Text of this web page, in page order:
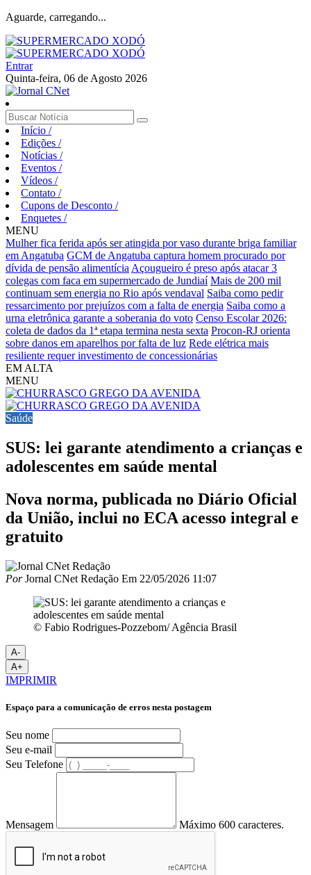
Aguarde, carregando...
Entrar
Quinta-feira, 06 de Agosto 2026
Início /
Edições /
Notícias /
Eventos /
Vídeos /
Contato /
Cupons de Desconto /
Enquetes /
MENU
Mulher fica ferida após ser atingida por vaso durante briga familiar
em Angatuba GCM de Angatuba captura homem procurado por
dívida de pensão alimentícia Açougueiro é preso após atacar 3
colegas com faca em supermercado de Jundiaí Mais de 200 mil
continuam sem energia no Rio após vendaval Saiba como pedir
ressarcimento por prejuízos com a falta de energia Saiba como a
urna eletrônica garante a soberania do voto Censo Escolar 2026:
coleta de dados da 1ª etapa termina nesta sexta Procon-RJ orienta
sobre danos em aparelhos por falta de luz Rede elétrica mais
resiliente requer investimento de concessionárias
EM ALTA
MENU
Saúde
SUS: lei garante atendimento a crianças e
adolescentes em saúde mental
Nova norma, publicada no Diário Oficial
da União, inclui no ECA acesso integral e
gratuito
PorJornal CNet Redação Em 22/05/2026 11:07
© Fabio Rodrigues-Pozzebom/ Agência Brasil
A-
A+
IMPRIMIR
Espaço para a comunicação de erros nesta postagem
Seu nome
Seu e-mail
Seu Telefone
Mensagem Máximo 600 caracteres.